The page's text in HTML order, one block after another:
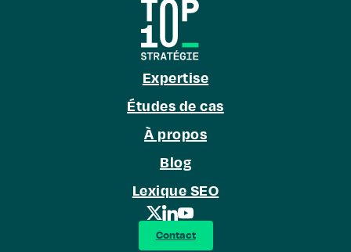
Expertise
Études de cas
À propos
Blog
Lexique SEO
Contact